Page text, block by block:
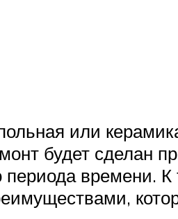
или
будет сделан
времени.